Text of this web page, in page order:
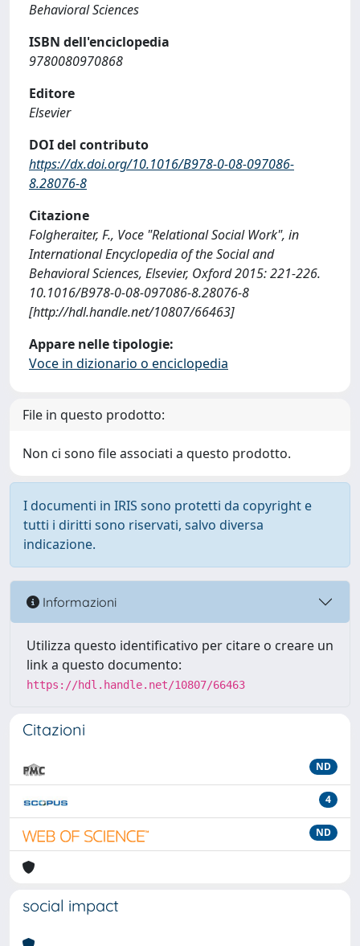
Behavioral Sciences
ISBN dell'enciclopedia
9780080970868
Editore
Elsevier
DOI del contributo
https://dx.doi.org/10.1016/B978-0-08-097086-
8.28076-8
Citazione
Folgheraiter, F., Voce "Relational Social Work", in
International Encyclopedia of the Social and
Behavioral Sciences, Elsevier, Oxford 2015: 221-226.
10.1016/B978-0-08-097086-8.28076-8
[http://hdl.handle.net/10807/66463]
Appare nelle tipologie:
Voce in dizionario o enciclopedia
File in questo prodotto:
Non ci sono file associati a questo prodotto.
I documenti in IRIS sono protetti da copyright e
tutti i diritti sono riservati, salvo diversa
indicazione.
Informazioni
Utilizza questo identificativo per citare o creare un
link a questo documento:
https://hdl.handle.net/10807/66463
Citazioni
ND
4
ND
social impact